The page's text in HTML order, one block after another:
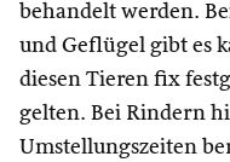
behandelt werden.
und Geflügel gibt es
diesen Tieren fix
gelten. Bei Rindern
Umstellungszeiten